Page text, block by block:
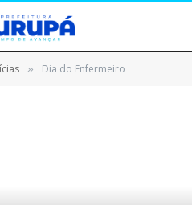
» Dia do Enfermeiro